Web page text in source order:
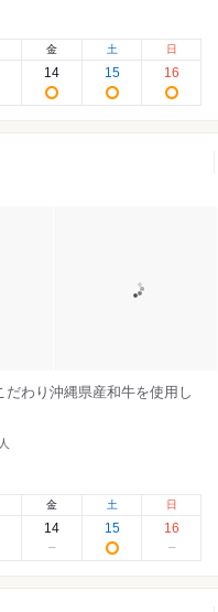
金
14
土
15
日
16
わり沖縄県産和牛を使用し
人
金
14
土
15
日
16